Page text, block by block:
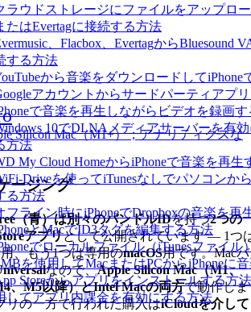
ラウドストレージにファイルをアップロ
たはEvertagに接続する方法
、Flacbox、EvertagからBluesound
する方法
から音楽をダウンロードして
アカウントからサードパーティアプ
で音楽を再生しながらビデオを録画
10でDLNAメディアサーバーを有
方法
My Cloud HomeからiPhoneで音楽を再生
Driveを使ってiTunesなしでパソコンか
る方法
フライン時にiPhoneでDropboxの音楽を再
とMacでID3タグを編集する方法
でローカルファイル（iTunesファイル
を使用してMacまたはPCからiPhoneに
Storeからアプリをインストールする方
してアプリ内課金を有効にする方法
Silicon Mac（M1+）；アナリティクスな
ージング
（青）は別々のバンドルIDを持つ2つの
アプリとして公開されています — 1つ
用、もう1つは専用のmacOS用です。Macバ
なので、Apple Silicon Mac（M1、
、M5以降）とIntel Macの両方で動作しま
リの一方で行われた購入はiCloudを介して